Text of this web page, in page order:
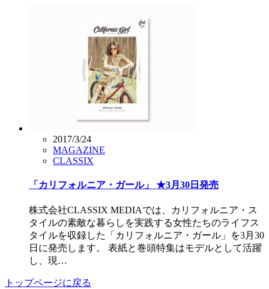
2017/3/24
MAGAZINE
CLASSIX
「カリフォルニア・ガール」 ★3月30日発売
株式会社CLASSIX MEDIAでは、カリフォルニア・ス
タイルの素敵な暮らしを実践する女性たちのライフス
タイルを収録した「カリフォルニア・ガール」を3月30
日に発売します。 表紙と巻頭特集はモデルとして活躍
し、現…
トップページに戻る